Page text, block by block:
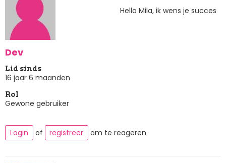
Dev
Lid sinds
16 jaar 6 maanden
Rol
Gewone gebruiker
Hello Mila, ik wens je succes
Login of registreer om te reageren